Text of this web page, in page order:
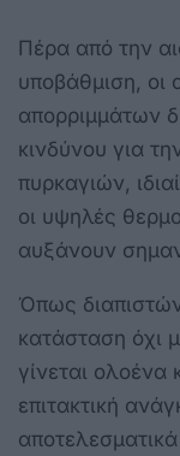
Πέρα από την
υποβάθμιση, οι
απορριμμάτων
κινδύνου για
πυρκαγιών,
οι υψηλές
αυξάνουν
Όπως
κατάσταση όχι
γίνεται ολοένα
επιτακτική